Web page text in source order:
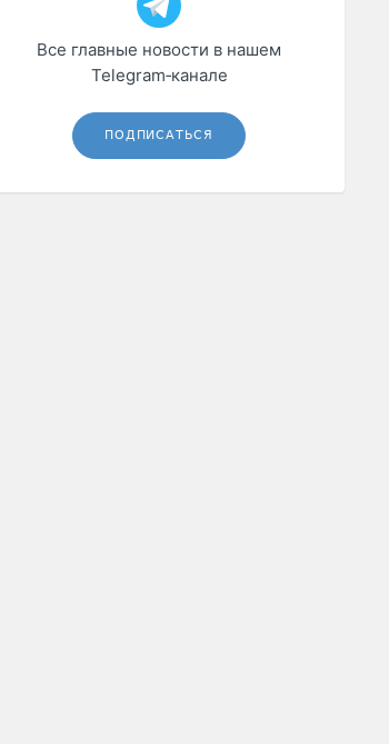
Все главные новости в нашем
Telegram‑канале
ПОДПИСАТЬСЯ